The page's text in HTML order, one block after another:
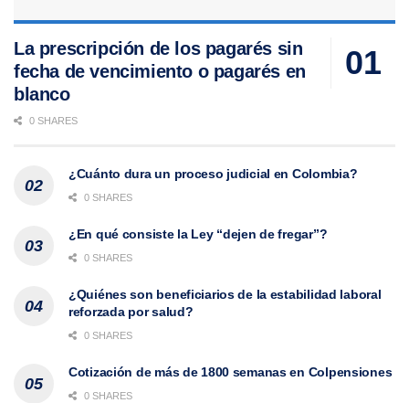
La prescripción de los pagarés sin
fecha de vencimiento o pagarés en
blanco
0 SHARES
¿Cuánto dura un proceso judicial en Colombia?
0 SHARES
¿En qué consiste la Ley “dejen de fregar”?
0 SHARES
¿Quiénes son beneficiarios de la estabilidad laboral
reforzada por salud?
0 SHARES
Cotización de más de 1800 semanas en Colpensiones
0 SHARES